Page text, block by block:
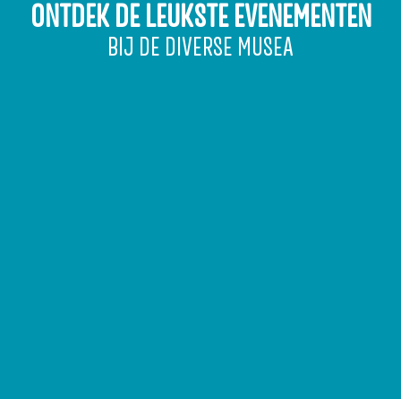
ONTDEK DE LEUKSTE EVENEMENTEN
BIJ DE DIVERSE MUSEA